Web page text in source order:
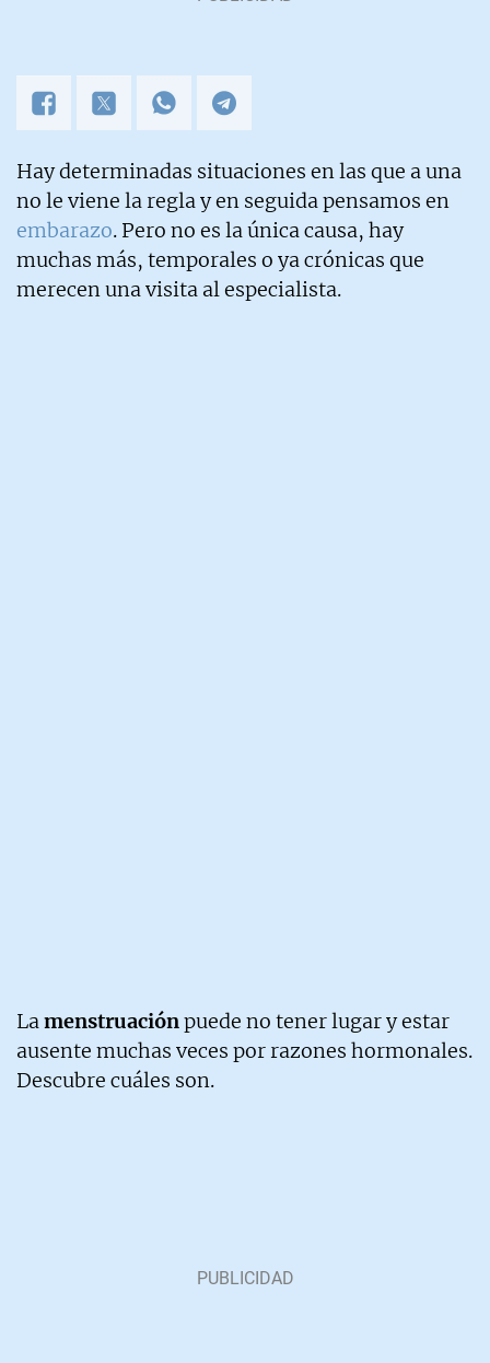
Hay determinadas situaciones en las que a una
no le viene la regla y en seguida pensamos en
embarazo. Pero no es la única causa, hay
muchas más, temporales o ya crónicas que
merecen una visita al especialista.
Lamenstruaciónpuede no tener lugar y estar
ausente muchas veces por razones hormonales.
Descubre cuáles son.